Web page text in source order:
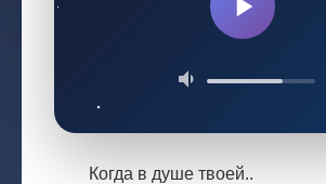
Когда в душе твоей..